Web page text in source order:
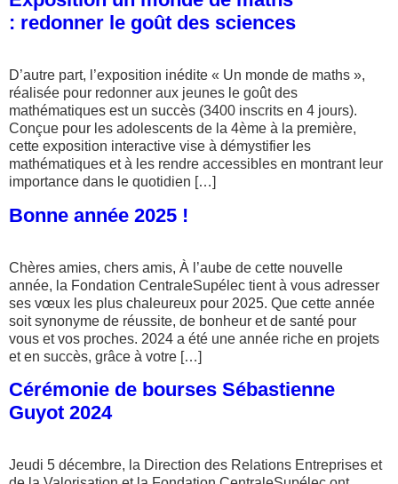
: redonner le goût des sciences
D’autre part, l’exposition inédite « Un monde de maths »,
réalisée pour redonner aux jeunes le goût des
mathématiques est un succès (3400 inscrits en 4 jours).
Conçue pour les adolescents de la 4ème à la première,
cette exposition interactive vise à démystifier les
mathématiques et à les rendre accessibles en montrant leur
importance dans le quotidien […]
Bonne année 2025 !
Chères amies, chers amis, À l’aube de cette nouvelle
année, la Fondation CentraleSupélec tient à vous adresser
ses vœux les plus chaleureux pour 2025. Que cette année
soit synonyme de réussite, de bonheur et de santé pour
vous et vos proches. 2024 a été une année riche en projets
et en succès, grâce à votre […]
Cérémonie de bourses Sébastienne
Guyot 2024
Jeudi 5 décembre, la Direction des Relations Entreprises et